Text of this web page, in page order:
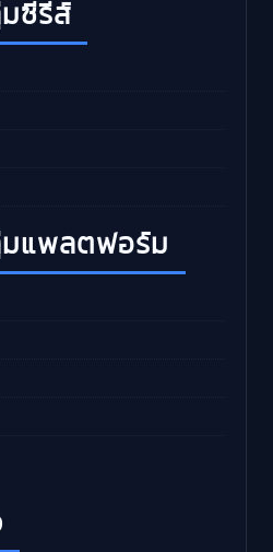
ซีรีส์
แพลตฟอร์ม